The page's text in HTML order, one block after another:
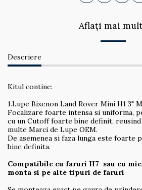
Aflați mai
Descriere
Kitul contine:
1.Lupe Bixenon Land Rover Mini H1 3"
Focalizare foarte intensa si uniforma,
cu un Cutoff foarte bine definit, reusind
multe Marci de Lupe OEM.
De asemenea si faza lunga este foarte
bine definita.
Compatibile cu faruri H7 sau cu
monta si pe alte tipuri de faruri